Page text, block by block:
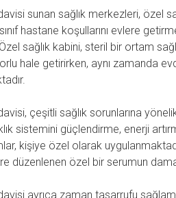
sunan sağlık merkezleri, özel
hastane koşullarını evlere
sağlık kabini, steril bir ortam
hale getirirken, aynı zamanda
çeşitli sağlık sorunlarına
sistemini güçlendirme, enerji
kişiye özel olarak
düzenlenen özel bir serumun
ayrıca zaman tasarrufu